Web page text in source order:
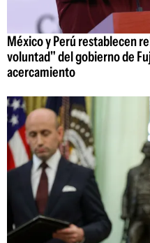
México y Perú restablecen
voluntad" del gobierno de
acercamiento